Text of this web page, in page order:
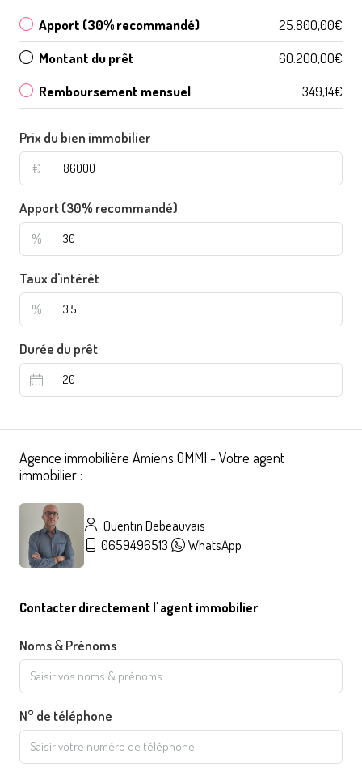
Apport (30% recommandé)
25.800,00€
Montant du prêt
60.200,00€
Remboursement mensuel
349,14€
Prix du bien immobilier
€
Apport (30% recommandé)
%
Taux d'intérêt
%
Durée du prêt
Agence immobilière Amiens OMMI - Votre agent
immobilier :
Quentin Debeauvais
0659496513
WhatsApp
Contacter directement l' agent immobilier
Noms & Prénoms
N° de téléphone